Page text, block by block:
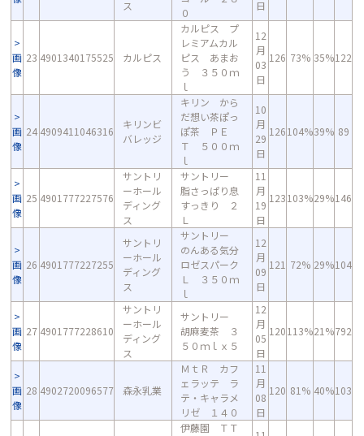
ス
０
日
画
像
23 4901340175525 カルピス
カルピス プ
レミアムカル
ピス あまお
う ３５０ｍ
ｌ
12
月
03
日
126 73% 35%122
画
像
24 4909411046316
キリンビ
バレッジ
キリン から
だ想い茶ぽっ
ぽ茶 ＰＥ
Ｔ ５００ｍ
ｌ
10
月
29
日
126104%39% 89
画
像
25 4901777227576
サントリ
ーホール
ディング
ス
サントリー
脂さっぱり息
すっきり ２
Ｌ
11
月
19
日
123103%29%146
画
像
26 4901777227255
サントリ
ーホール
ディング
ス
サントリー
のんある気分
ロゼスパーク
Ｌ ３５０ｍ
ｌ
12
月
09
日
121 72% 29%104
画
像
27 4901777228610
サントリ
ーホール
ディング
ス
サントリー
胡麻麦茶 ３
５０ｍｌｘ５
12
月
05
日
120113%21%792
画
像
28 4902720096577 森永乳業
ＭｔＲ カフ
ェラッテ ラ
テ・キャラメ
リゼ １４０
11
月
08
日
120 81% 40%103
伊藤園 ＴＴ